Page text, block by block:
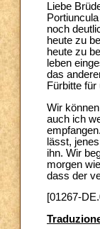
Liebe
noch
heute zu
heute zu
leben
das
Fürbitte
Wir
auch ich
lässt,
ihn. Wir
morgen
dass der
[01267-